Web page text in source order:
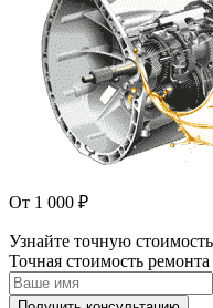
От 1 000 ₽
Узнайте точную
Точная стоимость